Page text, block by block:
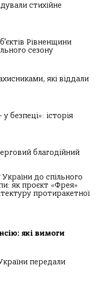
стихійне
Рівненщини
сезону
які віддали
безпеці»: історія
благодійний
України до спільного
як проєкт «Фрея»
протиракетної
які вимоги
передали